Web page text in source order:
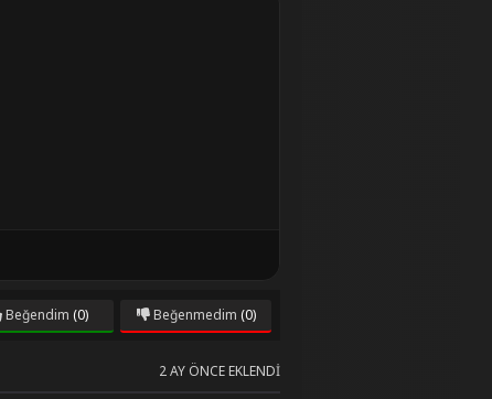
Beğendim (0) Beğenmedim (0)
2 AY ÖNCE EKLENDI